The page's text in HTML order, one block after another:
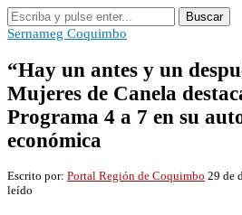
Buscar
Sernameg Coquimbo
“Hay un antes y un
Mujeres de Canela
Programa 4 a 7 en su
económica
Escrito por: Portal Región de Coquimbo 29 de
leído